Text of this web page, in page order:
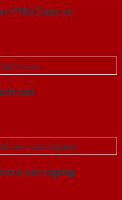
P1R2 Cam xe
san
van ngang